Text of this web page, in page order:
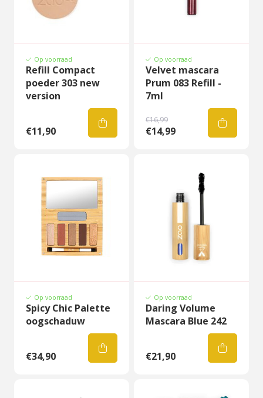
Op voorraad
Refill Compact
poeder 303 new
version
€11,90
Op voorraad
Velvet mascara
Prum 083 Refill -
7ml
€16,99
€14,99
Op voorraad
Spicy Chic Palette
oogschaduw
€34,90
Op voorraad
Daring Volume
Mascara Blue 242
€21,90